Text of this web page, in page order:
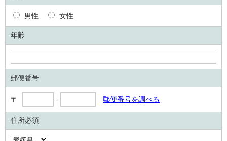
男性 女性
年齢
郵便番号
〒 - 郵便番号を調べる
住所必須